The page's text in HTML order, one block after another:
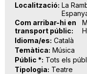
Localització La
Com arribar-hi en
transport públic
Idioma/es Català
Temàtica Música
Públic * Tots els
Tipologia Teatre